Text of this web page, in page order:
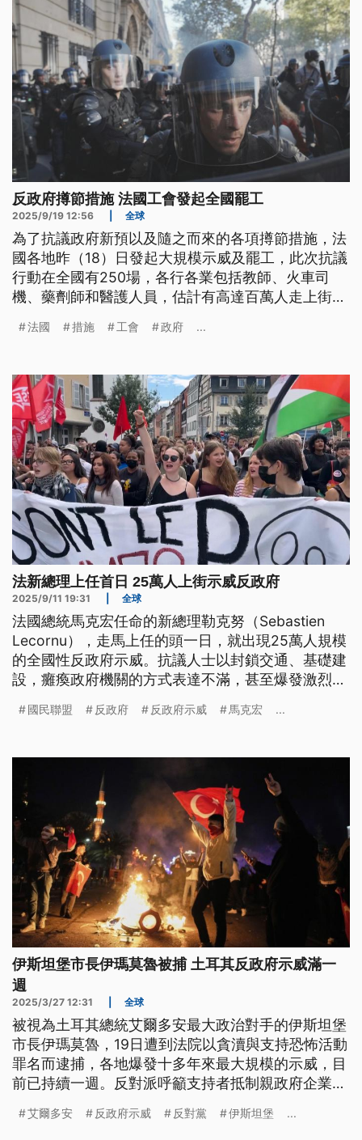
反政府撙節措施 法國工會發起全國罷工
2025/9/19 12:56 全球
為了抗議政府新預以及隨之而來的各項撙節措施，法
國各地昨（18）日發起大規模示威及罷工，此次抗議
行動在全國有250場，各行各業包括教師、火車司
機、藥劑師和醫護人員，估計有高達百萬人走上街頭
出、課徵富人稅並取消要求民眾延後退休的計劃。初
法國 措施 工會 政府 ...
法新總理上任首日 25萬人上街示威反政府
2025/9/11 19:31 全球
法國總統馬克宏任命的新總理勒克努（Sebastien
Lecornu），走馬上任的頭一日，就出現25萬人規模
的全國性反政府示威。抗議人士以封鎖交通、基礎建
設，癱瘓政府機關的方式表達不滿，甚至爆發激烈的
國民聯盟 反政府 反政府示威 馬克宏 ...
伊斯坦堡市長伊瑪莫魯被捕 土耳其反政府示威滿一
週
2025/3/27 12:31 全球
被視為土耳其總統艾爾多安最大政治對手的伊斯坦堡
市長伊瑪莫魯，19日遭到法院以貪瀆與支持恐怖活動
罪名而逮捕，各地爆發十多年來最大規模的示威，目
前已持續一週。反對派呼籲支持者抵制親政府企業，
以阻擋政府任命人接管市政。總統艾爾多安則在議會
艾爾多安 反政府示威 反對黨 伊斯坦堡 ...